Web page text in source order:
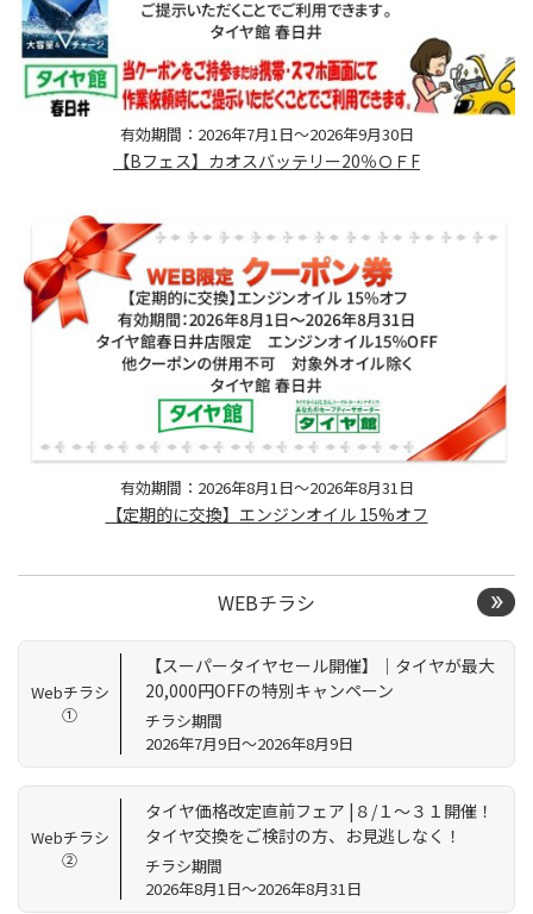
有効期間：2026年7月1日～2026年9月30日
【Bフェス】カオスバッテリー20％ＯＦF
有効期間：2026年8月1日～2026年8月31日
【定期的に交換】エンジンオイル 15%オフ
WEBチラシ
Webチラシ
①
【スーパータイヤセール開催】｜タイヤが最大
20,000円OFFの特別キャンペーン
チラシ期間
2026年7月9日～2026年8月9日
Webチラシ
②
タイヤ価格改定直前フェア |８/１～３１開催！
タイヤ交換をご検討の方、お見逃しなく！
チラシ期間
2026年8月1日～2026年8月31日